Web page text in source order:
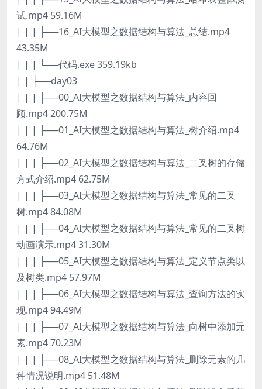
试.mp4 59.16M
| | | ├──16_AI大模型之数据结构与算法_总结.mp4
43.35M
| | | └──代码.exe 359.19kb
| | ├──day03
| | | ├──00_AI大模型之数据结构与算法_内容回
顾.mp4 200.75M
| | | ├──01_AI大模型之数据结构与算法_树介绍.mp4
64.76M
| | | ├──02_AI大模型之数据结构与算法_二叉树的存储
方式介绍.mp4 62.75M
| | | ├──03_AI大模型之数据结构与算法_常见的二叉
树.mp4 84.08M
| | | ├──04_AI大模型之数据结构与算法_常见的二叉树
动画演示.mp4 31.30M
| | | ├──05_AI大模型之数据结构与算法_定义节点类以
及树类.mp4 57.97M
| | | ├──06_AI大模型之数据结构与算法_查询方法的实
现.mp4 94.49M
| | | ├──07_AI大模型之数据结构与算法_向树中添加元
素.mp4 70.23M
| | | ├──08_AI大模型之数据结构与算法_删除元素的几
种情况说明.mp4 51.48M